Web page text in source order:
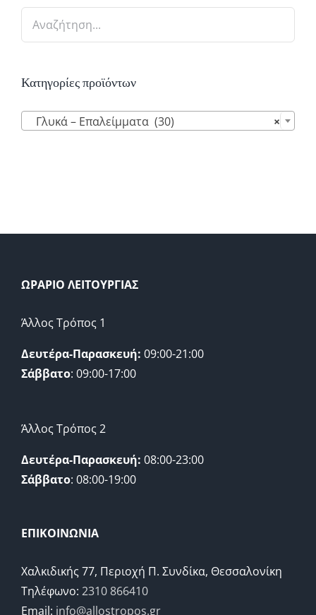
Κατηγορίες προϊόντων
×
Γλυκά – Επαλείμματα (30)
ΩΡΑΡΙΟ ΛΕΙΤΟΥΡΓΙΑΣ
Άλλος Τρόπος 1
Δευτέρα-Παρασκευή: 09:00-21:00
Σάββατο: 09:00-17:00
Άλλος Τρόπος 2
Δευτέρα-Παρασκευή: 08:00-23:00
Σάββατο: 08:00-19:00
ΕΠΙΚΟΙΝΩΝΙΑ
Χαλκιδικής 77, Περιοχή Π. Συνδίκα, Θεσσαλονίκη
Τηλέφωνο: 2310 866410
Email: info@allostropos.gr